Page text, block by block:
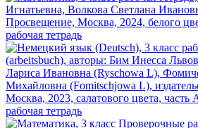
рабочая тетрадь
рабочая тетрадь